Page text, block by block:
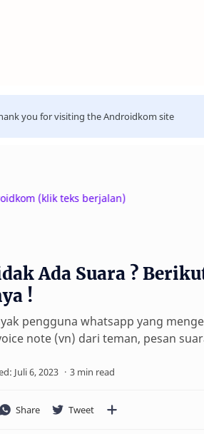
you for visiting the Androidkom site
teks berjalan)
Ada Suara ?
!
pengguna whatsapp yang
note (vn) dari teman, pesan
3 min read